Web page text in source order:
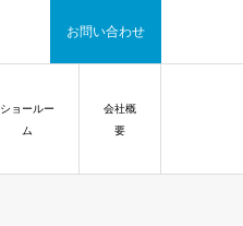
お問い合わせ
ショールー
ム
会社概
要